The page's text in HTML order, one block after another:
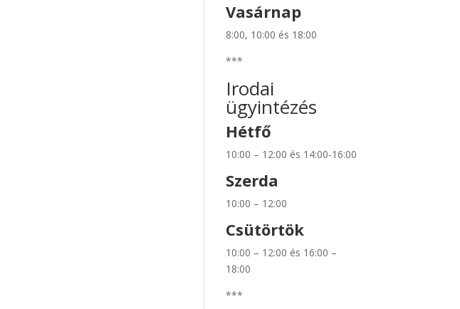
Vasárnap
8:00, 10:00 és 18:00
***
Irodai
ügyintézés
Hétfő
10:00 – 12:00 és 14:00-16:00
Szerda
10:00 – 12:00
Csütörtök
10:00 – 12:00 és 16:00 –
18:00
***